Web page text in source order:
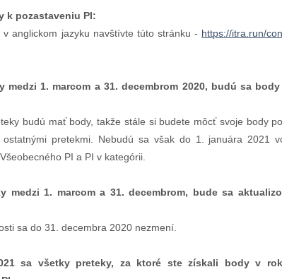
k pozastaveniu PI:
v anglickom jazyku navštívte túto stránku - https://itra.run/
medzi 1. marcom a 31. decembrom 2020, budú sa
budú mať body, takže stále si budete môcť svoje body
pretekmi. Nebudú sa však do 1. januára 2021
PI a PI v kategórii.
medzi 1. marcom a 31. decembrom, bude sa
sa do 31. decembra 2020 nezmení.
sa všetky preteky, za ktoré ste získali body v